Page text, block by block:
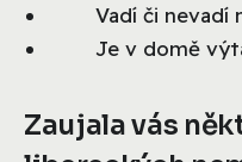
Vadí či nevadí
Je v domě
Zaujala vás